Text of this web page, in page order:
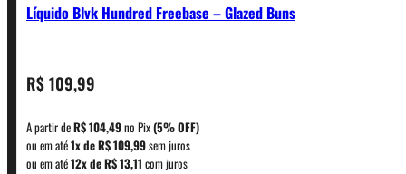
Líquido Blvk Hundred Freebase – Glazed Buns
R$109,99
A partir deR$104,49no Pix(5% OFF)
ou em até1x deR$109,99sem juros
ou em até12x deR$13,11 com juros
CONTATO
WhatsApp: (11) 5229-0120